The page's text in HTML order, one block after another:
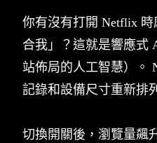
你有沒有打開 Netflix
合我」？這就是響應式
站佈局的人工智慧）。
記錄和設備尺寸重新排
切換開關後，瀏覽量飆